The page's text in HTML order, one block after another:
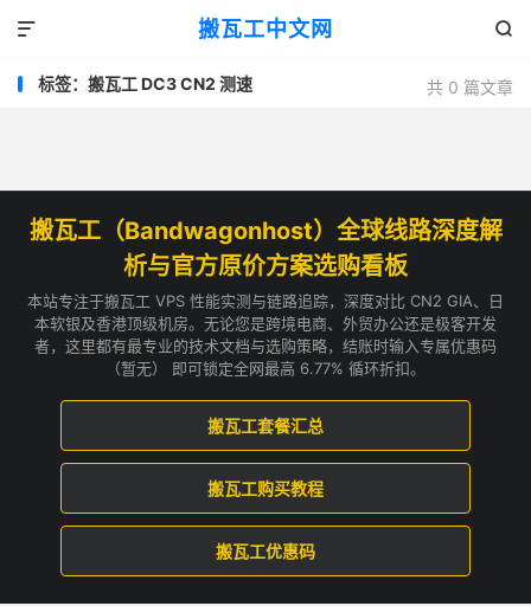
搬瓦工中文网 

共 0 篇文章
标签：搬瓦工 DC3 CN2 测速
搬瓦工（Bandwagonhost）全球线路深度解
析与官方原价方案选购看板
本站专注于搬瓦工 VPS 性能实测与链路追踪，深度对比 CN2 GIA、日
本软银及香港顶级机房。无论您是跨境电商、外贸办公还是极客开发
者，这里都有最专业的技术文档与选购策略，结账时输入专属优惠码
（暂无） 即可锁定全网最高 6.77% 循环折扣。
搬瓦工套餐汇总
搬瓦工购买教程
搬瓦工优惠码